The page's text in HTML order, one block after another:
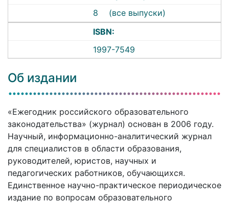
8
(все выпуски)
ISBN:
1997-7549
Об издании
«Ежегодник российского образовательного
законодательства» (журнал) основан в 2006 году.
Научный, информационно-аналитический журнал
для специалистов в области образования,
руководителей, юристов, научных и
педагогических работников, обучающихся.
Единственное научно-практическое периодическое
издание по вопросам образовательного